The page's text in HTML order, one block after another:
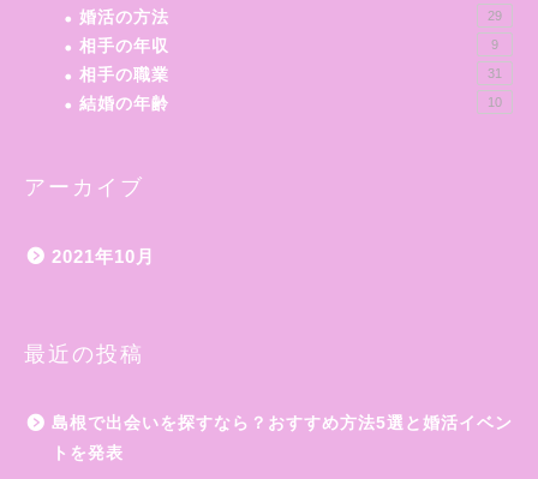
婚活の方法 29
相手の年収 9
相手の職業 31
結婚の年齢 10
アーカイブ
2021年10月
最近の投稿
島根で出会いを探すなら？おすすめ方法5選と婚活イベン
トを発表